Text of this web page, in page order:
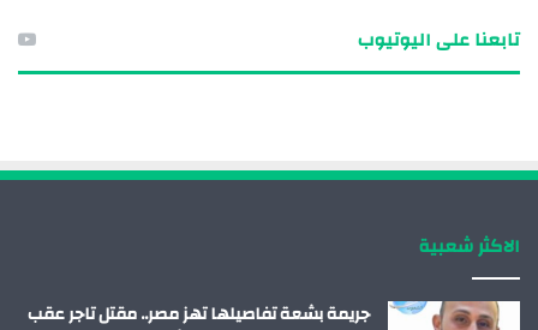
م
تابعنا على اليوتيوب
الاكثر شعبية
جريمة بشعة تفاصيلها تهز مصر.. مقتل تاجر عقب